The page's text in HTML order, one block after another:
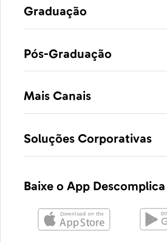
Graduação
Pós-Graduação
Mais Canais
Soluções Corporativas
Baixe o App Descomplica